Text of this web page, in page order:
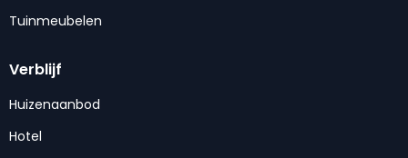
Tuinmeubelen
Verblijf
Huizenaanbod
Hotel